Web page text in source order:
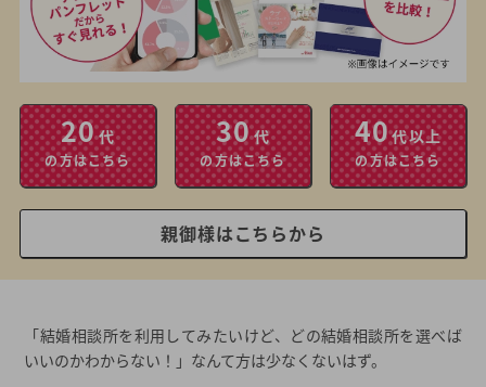
20代
の方はこちら
30代
の方はこちら
40代以上
の方はこちら
親御様はこちらから
「結婚相談所を利用してみたいけど、どの結婚相談所を選べば
いいのかわからない！」なんて方は少なくないはず。